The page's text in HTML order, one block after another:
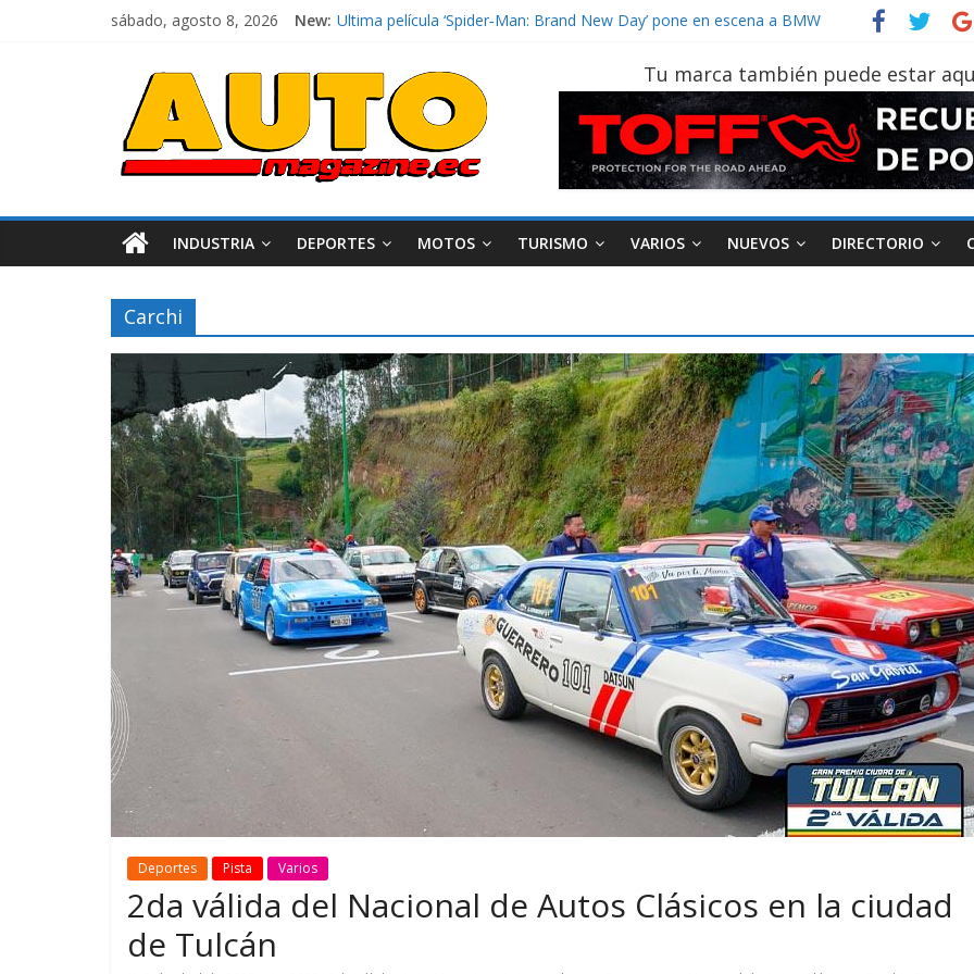
sábado, agosto 8, 2026 New: Ultima película ‘Spider‑Man: Brand New Day’ pone en escena a BMW
La Vuelta al Ecuador 2026, edición 47ª, recorre 7 provincias en 8 días
La FEDAK recibe 12 Sinotruk Bolden para cubrir las rutas de La Vuelta
Tu marca también puede estar
INDUSTRIA DEPORTES MOTOS TURISMO VARIOS NUEVOS DIRECTORIO
Carchi
Deportes Pista Varios
2da válida del Nacional de Autos Clásicos en la ciudad
de Tulcán
Movilidad Varios
GM reafirma su
compromiso con movilidad
más segura y conectada
Movilidad Turismo Varios
¿Qué puede pasar con tu
vehículo si permanece
varios días sin usar?
AEADE Industria Motociclismo
Movilidad
Campaña busca cambiar
destino de los
en la región